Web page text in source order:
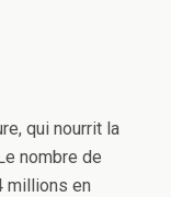
qui nourrit la
nombre de
millions en